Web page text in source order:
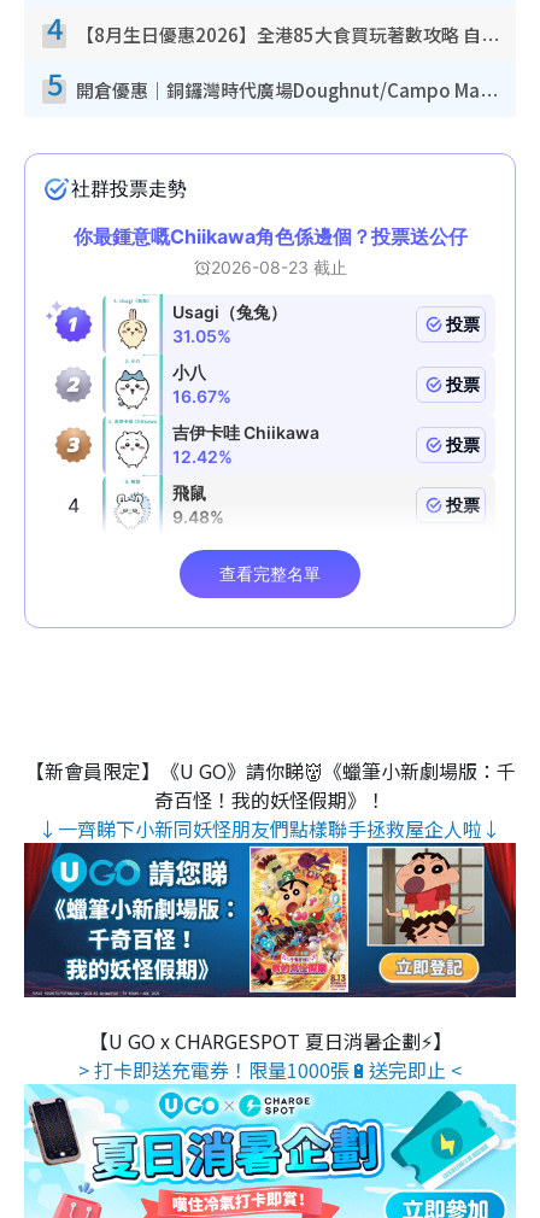
4 【8月生日優惠2026】全港85大食買玩著數攻略 自助餐/火鍋放題同行免費＋誠品/DONKI送現金券
5 開倉優惠｜銅鑼灣時代廣場Doughnut/Campo Marzio開倉低至1折！背囊、書包、手袋劈價$200起
【新會員限定】《U GO》請你睇👹《蠟筆小新劇場版：千
奇百怪！我的妖怪假期》！
↓一齊睇下小新同妖怪朋友們點樣聯手拯救屋企人啦↓
【U GO x CHARGESPOT 夏日消暑企劃⚡】
> 打卡即送充電券！限量1000張🔋送完即止 <